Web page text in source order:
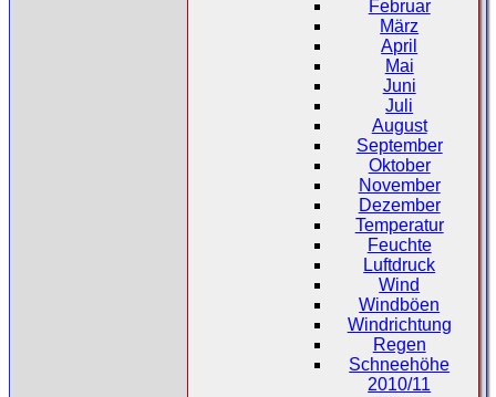
Februar
März
April
Mai
Juni
Juli
August
September
Oktober
November
Dezember
Temperatur
Feuchte
Luftdruck
Wind
Windböen
Windrichtung
Regen
Schneehöhe
2010/11